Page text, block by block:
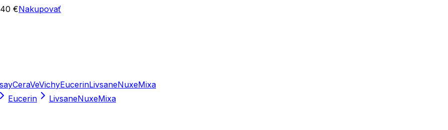
€Nakupovať
CeraVeVichyEucerinLivsaneNuxeMixa
Eucerin
LivsaneNuxeMixa